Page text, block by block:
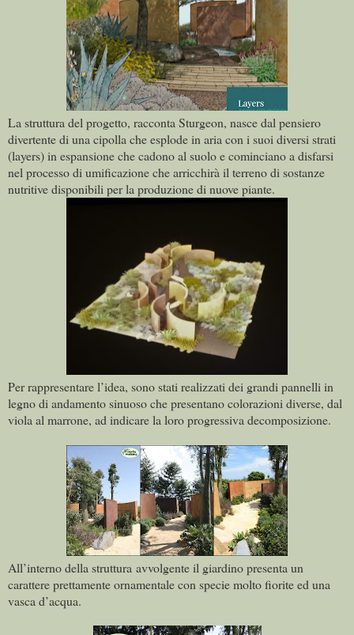
La struttura del progetto, racconta Sturgeon, nasce dal pensiero
divertente di una cipolla che esplode in aria con i suoi diversi strati
(layers) in espansione che cadono al suolo e cominciano a disfarsi
nel processo di umificazione che arricchirà il terreno di sostanze
nutritive disponibili per la produzione di nuove piante.
Per rappresentare l’idea, sono stati realizzati dei grandi pannelli in
legno di andamento sinuoso che presentano colorazioni diverse, dal
viola al marrone, ad indicare la loro progressiva decomposizione.
All’interno della struttura avvolgente il giardino presenta un
carattere prettamente ornamentale con specie molto fiorite ed una
vasca d’acqua.